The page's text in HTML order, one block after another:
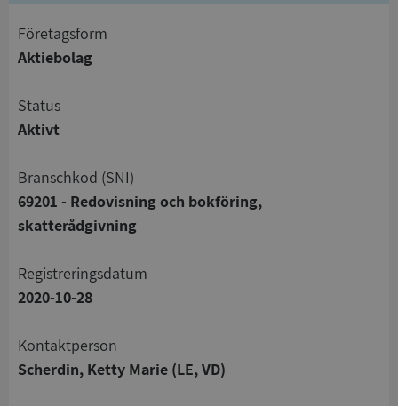
företagsform
Aktiebolag
status
Aktivt
branschkod (SNI)
69201 - Redovisning och bokföring,
skatterådgivning
registreringsdatum
2020-10-28
Kontaktperson
Scherdin, Ketty Marie (LE, VD)